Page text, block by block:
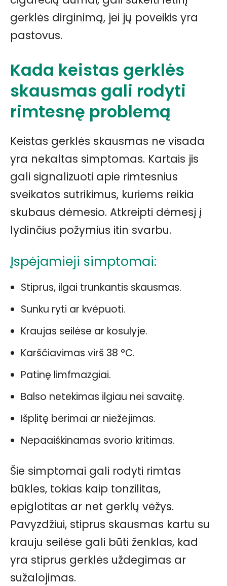
gerklės dirginimą, jei jų poveikis yra
pastovus.
Kada keistas gerklės
skausmas gali rodyti
rimtesnę problemą
Keistas gerklės skausmas ne visada
yra nekaltas simptomas. Kartais jis
gali signalizuoti apie rimtesnius
sveikatos sutrikimus, kuriems reikia
skubaus dėmesio. Atkreipti dėmesį į
lydinčius požymius itin svarbu.
Įspėjamieji simptomai:
Stiprus, ilgai trunkantis skausmas.
Sunku ryti ar kvėpuoti.
Kraujas seilėse ar kosulyje.
Karščiavimas virš 38 °C.
Patinę limfmazgiai.
Balso netekimas ilgiau nei savaitę.
Išplitę bėrimai ar niežėjimas.
Nepaaiškinamas svorio kritimas.
Šie simptomai gali rodyti rimtas
būkles, tokias kaip tonzilitas,
epiglotitas ar net gerklų vėžys.
Pavyzdžiui, stiprus skausmas kartu su
krauju seilėse gali būti ženklas, kad
yra stiprus gerklės uždegimas ar
sužalojimas.